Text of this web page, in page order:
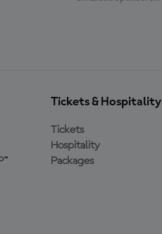
Tickets & Hospitality
Tickets
Hospitality
Packages